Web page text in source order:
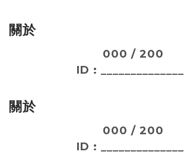
關於
000 / 200
ID : _______________
關於
000 / 200
ID : _______________